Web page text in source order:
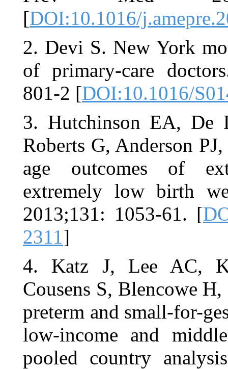
[
2. Devi S.
of
801-2 [
3.
Roberts G,
age
extremely
2013;131:
4. Katz J,
Cousens
preterm
low-
pooled